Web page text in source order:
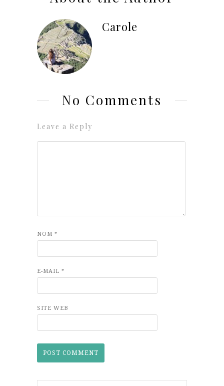
Carole
No Comments
Leave a Reply
NOM *
E-MAIL *
SITE WEB